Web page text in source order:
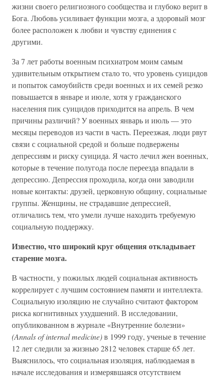
жизни своего религиозного сообщества и глубоко верит в
Бога. Любовь усиливает функции мозга, а здоровый мозг
более расположен к любви и чувству единения с
другими.
За 7 лет работы военным психиатром моим самым
удивительным открытием стало то, что уровень суицидов
и попыток самоубийств среди военных и их семей резко
повышается в январе и июле, хотя у гражданского
населения пик суицидов приходится на апрель. В чем
причины различий? У военных январь и июль — это
месяцы переводов из части в часть. Переезжая, люди рвут
связи с социальной средой и больше подвержены
депрессиям и риску суицида. Я часто лечил жен военных,
которые в течение полугода после переезда впадали в
депрессию. Депрессия проходила, когда они заводили
новые контакты: друзей, церковную общину, социальные
группы. Женщины, не страдавшие депрессией,
отличались тем, что умели лучше находить требуемую
социальную поддержку.
Известно, что широкий круг общения откладывает
старение мозга.
В частности, у пожилых людей социальная активность
коррелирует с лучшим состоянием памяти и интеллекта.
Социальную изоляцию не случайно считают фактором
риска когнитивных ухудшений. В исследовании,
опубликованном в журнале «Внутренние болезни»
(Annals of internal medicine)в 1999 году, ученые в течение
12 лет следили за жизнью 2812 человек старше 65 лет.
Выяснилось, что социальная изоляция, наблюдаемая в
начале исследования и измерявшаяся отсутствием